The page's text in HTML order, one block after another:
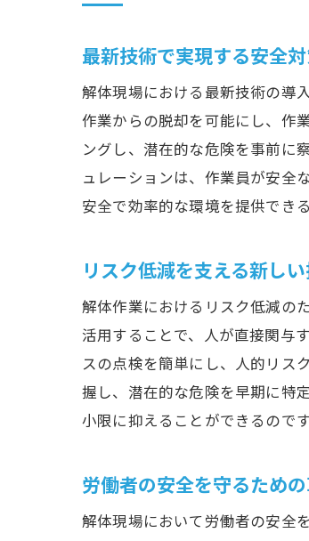
最新技術で実現する安全
解体現場における最新技術の導
作業からの脱却を可能にし、作
ングし、潜在的な危険を事前に
ュレーションは、作業員が安全
安全で効率的な環境を提供でき
リスク低減を支える新し
解体作業におけるリスク低減の
活用することで、人が直接関与
スの点検を簡単にし、人的リス
握し、潜在的な危険を早期に特
小限に抑えることができるのです
労働者の安全を守るため
解体現場において労働者の安全